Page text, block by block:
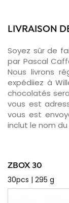
LIVRAISON
Soyez sûr de
par Pascal
Nous livrons
expédiiez à
chocolatés
vous est
vous est
inclut le nom
ZBOX 30
30pcs | 295 g